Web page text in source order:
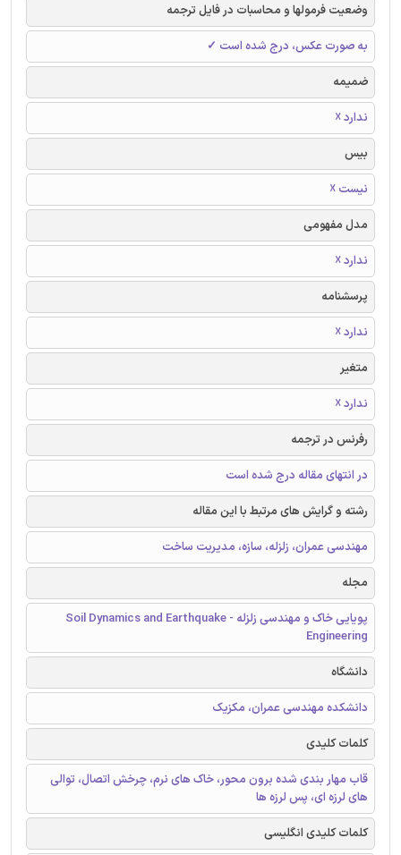
وضعیت فرمولها و محاسبات در فایل ترجمه
به صورت عکس، درج شده است ✓
ضمیمه
ندارد ☓
بیس
نیست ☓
مدل مفهومی
ندارد ☓
پرسشنامه
ندارد ☓
متغیر
ندارد ☓
رفرنس در ترجمه
در انتهای مقاله درج شده است
رشته و گرایش های مرتبط با این مقاله
مهندسی عمران، زلزله، سازه، مدیریت ساخت
مجله
پویایی خاک و مهندسی زلزله - Soil Dynamics and Earthquake
Engineering
دانشگاه
دانشکده مهندسی عمران، مکزیک
کلمات کلیدی
قاب مهار بندی شده برون محور، خاک های نرم، چرخش اتصال، توالی
های لرزه ای، پس لرزه ها
کلمات کلیدی انگلیسی